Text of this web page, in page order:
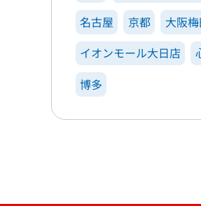
名古屋
京都
大阪
イオンモール大日店
博多